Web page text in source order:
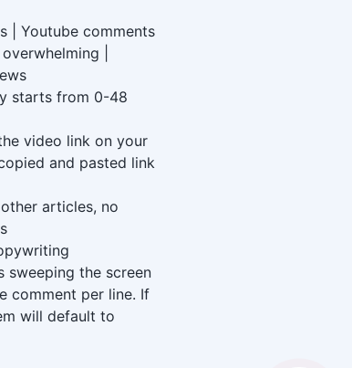
| Youtube comments
|
starts from 0-48
video link on your
and pasted link
articles, no
sweeping the screen
comment per line. If
will default to